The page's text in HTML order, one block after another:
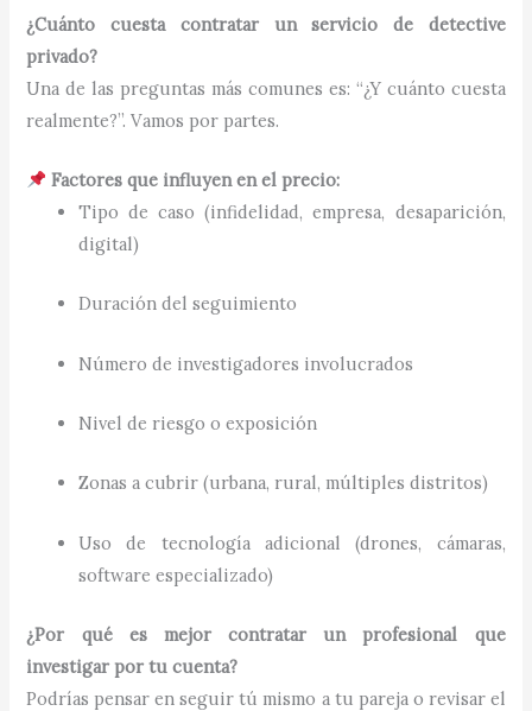
¿Cuánto cuesta contratar un servicio de detective
privado?
Una de las preguntas más comunes es: “¿Y cuánto cuesta
realmente?”. Vamos por partes.
Factores que influyen en el precio:
Tipo de caso (infidelidad, empresa, desaparición,
digital)
Duración del seguimiento
Número de investigadores involucrados
Nivel de riesgo o exposición
Zonas a cubrir (urbana, rural, múltiples distritos)
Uso de tecnología adicional (drones, cámaras,
software especializado)
¿Por qué es mejor contratar un profesional que
investigar por tu cuenta?
Podrías pensar en seguir tú mismo a tu pareja o revisar el